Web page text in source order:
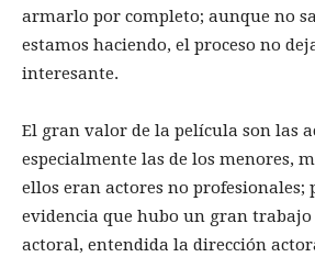
armarlo por completo; aunque no
estamos haciendo, el proceso no
interesante.
El gran valor de la película son las
especialmente las de los menores,
ellos eran actores no profesionales;
evidencia que hubo un gran
actoral, entendida la dirección